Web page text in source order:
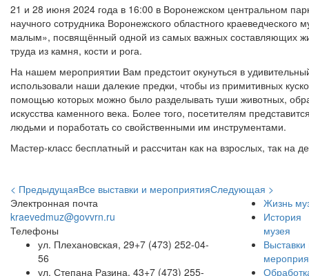
21 и 28 июня 2024 года в 16:00 в Воронежском центральном
научного сотрудника Воронежского областного
малым», посвящённый одной из самых важных составляющих
труда из камня, кости и рога.
На нашем мероприятии Вам предстоит окунуться в
использовали наши далекие предки, чтобы из примитивных
помощью которых можно было разделывать туши животных,
искусства каменного века. Более того, посетителям
людьми и поработать со свойственными им инструментами.
Мастер-класс бесплатный и рассчитан как на взрослых, так на
< ПредыдущаяВсе выставки и мероприятияСледующая >
Электронная почта
kraevedmuz@govvrn.ru
Телефоны
ул. Плехановская, 29+7 (473) 252-04-
56
ул. Степана Разина, 43+7 (473) 255-
Жизнь
История
музея
Выставки